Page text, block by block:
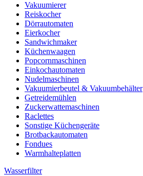
Vakuumierer
Reiskocher
Dörrautomaten
Eierkocher
Sandwichmaker
Küchenwaagen
Popcornmaschinen
Einkochautomaten
Nudelmaschinen
Vakuumierbeutel & Vakuumbehälter
Getreidemühlen
Zuckerwattemaschinen
Raclettes
Sonstige Küchengeräte
Brotbackautomaten
Fondues
Warmhalteplatten
Wasserfilter